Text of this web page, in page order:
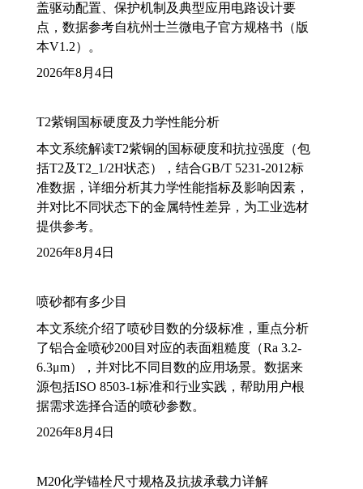
盖驱动配置、保护机制及典型应用电路设计要
点，数据参考自杭州士兰微电子官方规格书（版
本V1.2）。
2026年8月4日
T2紫铜国标硬度及力学性能分析
本文系统解读T2紫铜的国标硬度和抗拉强度（包
括T2及T2_1/2H状态），结合GB/T 5231-2012标
准数据，详细分析其力学性能指标及影响因素，
并对比不同状态下的金属特性差异，为工业选材
提供参考。
2026年8月4日
喷砂都有多少目
本文系统介绍了喷砂目数的分级标准，重点分析
了铝合金喷砂200目对应的表面粗糙度（Ra 3.2-
6.3μm），并对比不同目数的应用场景。数据来
源包括ISO 8503-1标准和行业实践，帮助用户根
据需求选择合适的喷砂参数。
2026年8月4日
M20化学锚栓尺寸规格及抗拔承载力详解